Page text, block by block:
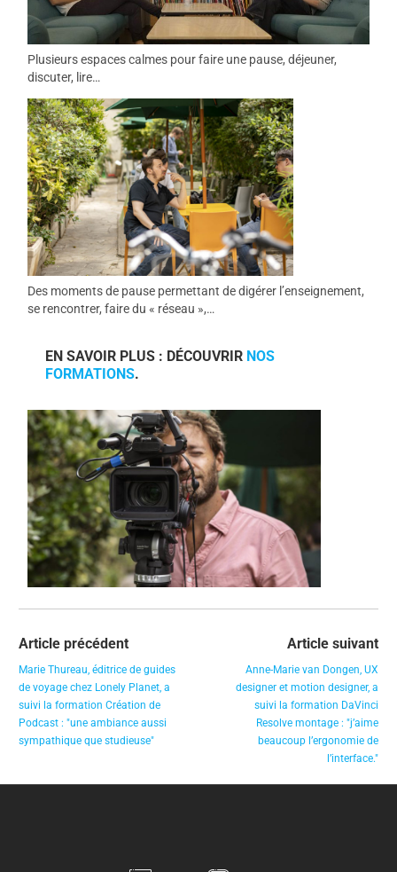
Plusieurs espaces calmes pour faire une pause, déjeuner,
discuter, lire…
Des moments de pause permettant de digérer l’enseignement,
se rencontrer, faire du « réseau »,…
EN SAVOIR PLUS : DÉCOUVRIR NOS
FORMATIONS.
Article précédent
Marie Thureau, éditrice de guides
de voyage chez Lonely Planet, a
suivi la formation Création de
Podcast : "une ambiance aussi
sympathique que studieuse"
Article suivant
Anne-Marie van Dongen, UX
designer et motion designer, a
suivi la formation DaVinci
Resolve montage : "j’aime
beaucoup l’ergonomie de
l’interface."